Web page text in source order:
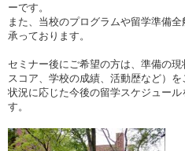
ーです。
また、当校のプログラムや留学準備
承っております。
セミナー後にご希望の方は、準備の
スコア、学校の成績、活動歴など）
状況に応じた今後の留学スケジュー
す。